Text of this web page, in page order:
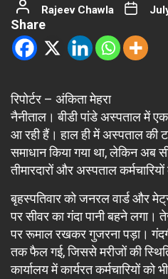
Rajeev Chawla
Share
रिपोर्टर – अंकिता मेहरा
नैनीताल। बीडी पांडे अस्पताल में
आ रही हैं। हाल ही में अस्पताल की
समाधान किया गया था, लेकिन अब
तीमारदारों और अस्पताल
बृहस्पतिवार को जनरल वार्ड और
पर सीवर का गंदा पानी बहने लगा।
पर रूमाल रखकर गुजरना पड़ा।
तक फैल गई, जिससे मरीजों की
कार्यालय में कार्यरत कर्मचारियों